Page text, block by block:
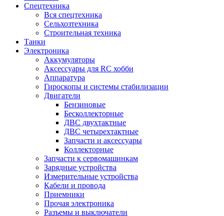
Спецтехника
Вся спецтехника
Сельхозтехника
Строительная техника
Танки
Электроника
Аккумуляторы
Аксессуары для RC хобби
Аппаратура
Гироскопы и системы стабилизации
Двигатели
Бензиновые
Бесколлекторные
ДВС двухтактные
ДВС четырехтактные
Запчасти и аксессуары
Коллекторные
Запчасти к сервомашинкам
Зарядные устройства
Измерительные устройства
Кабели и провода
Приемники
Прочая электроника
Разъемы и выключатели